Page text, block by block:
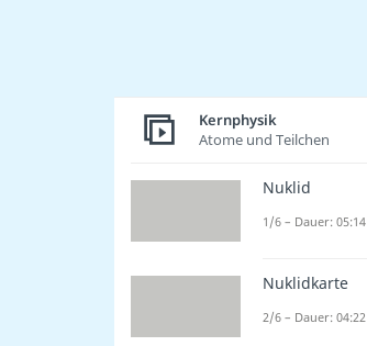
Kernphysik
Atome und Teilchen
Nuklid
1/6 – Dauer: 05:14
Nuklidkarte
2/6 – Dauer: 04:22